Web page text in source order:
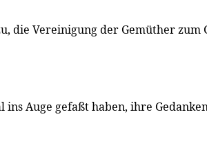
die Vereinigung der Gemüther zum
ins Auge gefaßt haben, ihre